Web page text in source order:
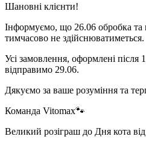
Шановні клієнти!
Інформуємо, що 26.06 обробка та
тимчасово не здійснюватиметься.
Усі замовлення, оформлені
відправимо 29.06.
Дякуємо за ваше розуміння та
Команда Vitomax🐾
Великий розіграш до Дня кота